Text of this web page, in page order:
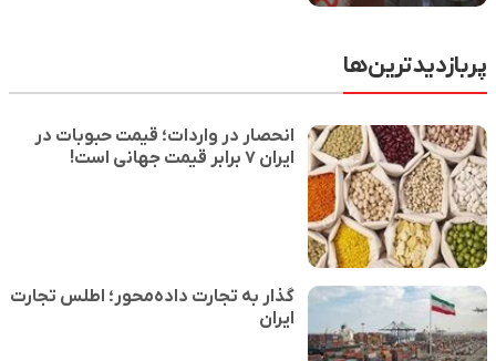
پربازدیدترین‌ها
انحصار در واردات؛ قیمت حبوبات در
ایران ۷ برابر قیمت جهانی است!
گذار به تجارت داده‌محور؛ اطلس تجارت
ایران